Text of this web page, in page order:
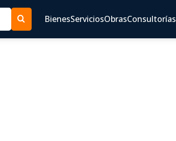
BienesServiciosObrasConsultorías